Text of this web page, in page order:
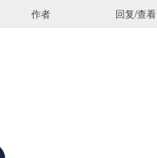
作者 回复/查看